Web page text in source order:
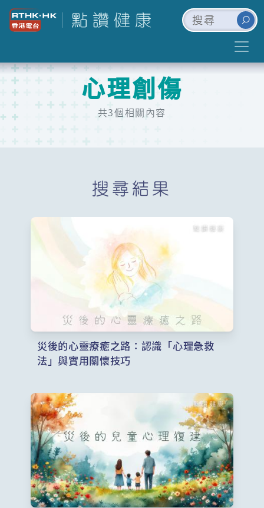
心理創傷
共3個相關內容
搜尋結果
災後的心靈療癒之路：認識「心理急救
法」與實用關懷技巧